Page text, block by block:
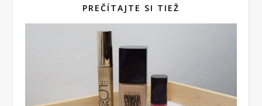
PREČÍTAJTE SI TIEŽ